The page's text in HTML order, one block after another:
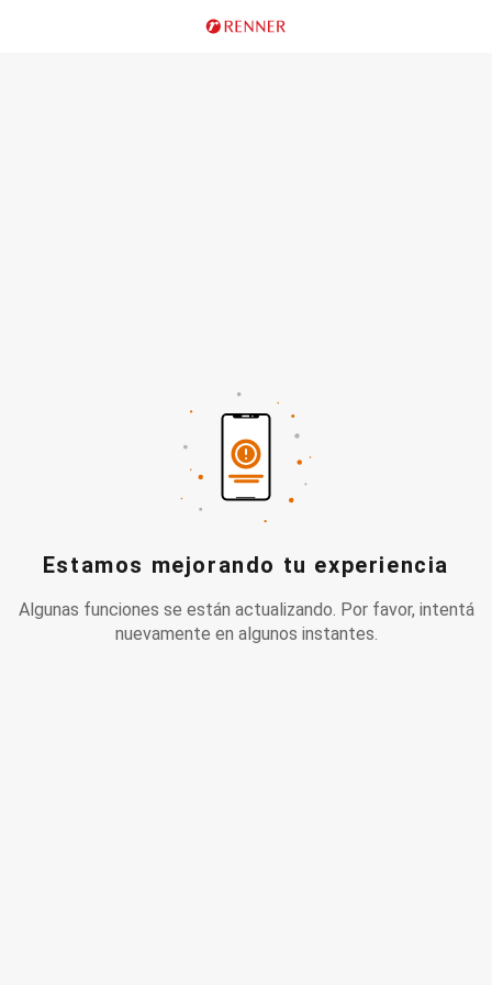
Estamos mejorando tu experiencia
Algunas funciones se están actualizando. Por favor, intentá
nuevamente en algunos instantes.